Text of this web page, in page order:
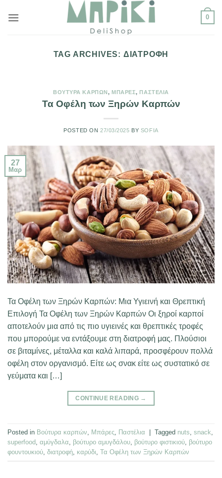
στο
0
TAG ARCHIVES: ΔΙΑΤΡΟΦΉ
ΒΟΎΤΥΡΑ ΚΑΡΠΏΝ, ΜΠΆΡΕΣ,ΠΑΣΤΈΛΙΑ
Τα Οφέλη των Ξηρών Καρπών
POSTED ON 27/03/2025 BY SOFIA
27
Μαρ
Τα Οφέλη των Ξηρών Καρπών: Μια Υγιεινή και Θρεπτική
Επιλογή Τα Οφέλη των Ξηρών Καρπών Οι ξηροί καρποί
αποτελούν μια από τις πιο υγιεινές και θρεπτικές τροφές
που μπορούμε να εντάξουμε στη διατροφή μας. Πλούσιοι
σε βιταμίνες, μέταλλα και καλά λιπαρά, προσφέρουν πολλά
οφέλη στον οργανισμό. Είτε ως σνακ είτε ως συστατικό σε
γεύματα και […]
CONTINUE READING →
Posted in Βούτυρα καρπών Μπάρες Παστέλια | Tagged nuts snack
superfood αμύγδαλα βούτυρο αμυγδάλου βούτυρο φιστικιού βούτυρο
φουντουκιού διατροφή καρύδι Τα Οφέλη των Ξηρών Καρπών